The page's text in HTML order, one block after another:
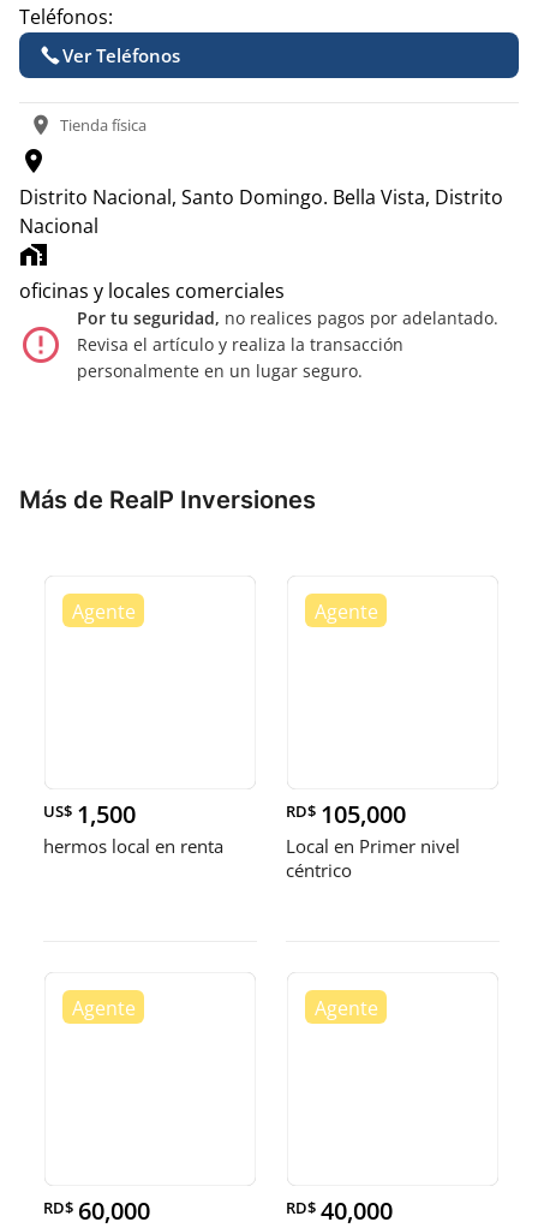
Teléfonos:
Ver Teléfonos
location_on Tienda física
location_on
Distrito Nacional, Santo Domingo. Bella Vista, Distrito
Nacional
home_work
oficinas y locales comerciales
error_outline
Por tu seguridad, no realices pagos por adelantado.
Revisa el artículo y realiza la transacción
personalmente en un lugar seguro.
Más de RealP Inversiones
US$ 1,500
hermos local en renta
RD$ 105,000
Local en Primer nivel
céntrico
RD$ 60,000 RD$ 40,000